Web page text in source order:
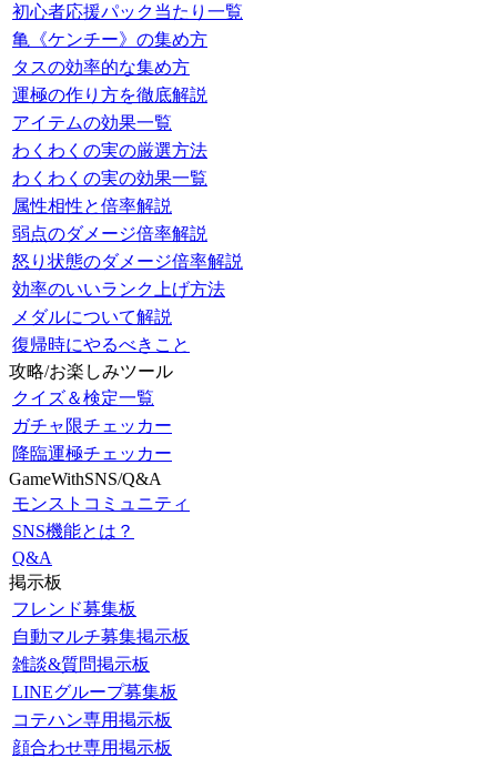
初心者応援パック当たり一覧
亀《ケンチー》の集め方
タスの効率的な集め方
運極の作り方を徹底解説
アイテムの効果一覧
わくわくの実の厳選方法
わくわくの実の効果一覧
属性相性と倍率解説
弱点のダメージ倍率解説
怒り状態のダメージ倍率解説
効率のいいランク上げ方法
メダルについて解説
復帰時にやるべきこと
攻略/お楽しみツール
クイズ＆検定一覧
ガチャ限チェッカー
降臨運極チェッカー
GameWithSNS/Q&A
モンストコミュニティ
SNS機能とは？
Q&A
掲示板
フレンド募集板
自動マルチ募集掲示板
雑談&質問掲示板
LINEグループ募集板
コテハン専用掲示板
顔合わせ専用掲示板